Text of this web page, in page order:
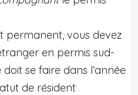
permanent, vous devez
en permis sud-
se faire dans l’année
de résident